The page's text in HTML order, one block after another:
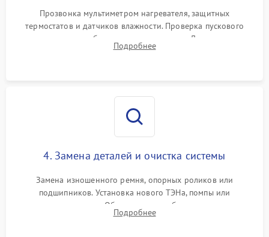
Прозвонка мультиметром нагревателя, защитных
термостатов и датчиков влажности. Проверка пускового
конденсатора, обмоток мотора и помпы. Для машин с
тепловым насосом — диагностика работы компрессора и
Подробнее
4. Замена деталей и очистка системы
Замена изношенного ремня, опорных роликов или
подшипников. Установка нового ТЭНа, помпы или
термодатчиков. Обязательная глубокая очистка
конденсатора, крыльчатки вентилятора и воздуховодов от
Подробнее